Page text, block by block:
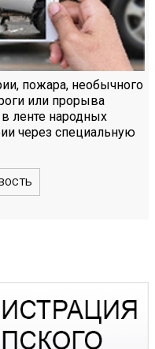
пожара, необычного
или прорыва
ленте народных
через специальную